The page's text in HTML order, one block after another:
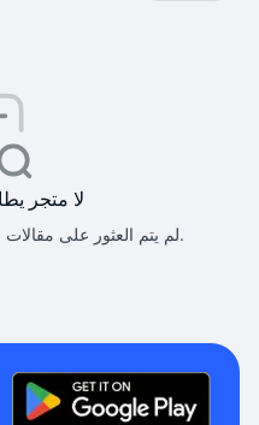
لا متجر
لم يتم العثور على مقالات مطابقة للبحث الذي تم تحديده.